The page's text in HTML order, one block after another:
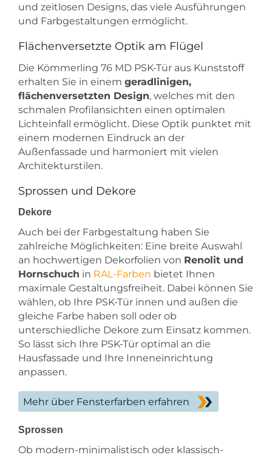
und zeitlosen Designs, das viele Ausführungen
und Farbgestaltungen ermöglicht.
Flächenversetzte Optik am Flügel
Die Kömmerling 76 MD PSK-Tür aus Kunststoff
erhalten Sie in einem geradlinigen,
flächenversetzten Design, welches mit den
schmalen Profilansichten einen optimalen
Lichteinfall ermöglicht. Diese Optik punktet mit
einem modernen Eindruck an der
Außenfassade und harmoniert mit vielen
Architekturstilen.
Sprossen und Dekore
Dekore
Auch bei der Farbgestaltung haben Sie
zahlreiche Möglichkeiten: Eine breite Auswahl
an hochwertigen Dekorfolien von Renolit und
Hornschuch in RAL-Farben bietet Ihnen
maximale Gestaltungsfreiheit. Dabei können Sie
wählen, ob Ihre PSK-Tür innen und außen die
gleiche Farbe haben soll oder ob
unterschiedliche Dekore zum Einsatz kommen.
So lässt sich Ihre PSK-Tür optimal an die
Hausfassade und Ihre Inneneinrichtung
anpassen.
Mehr über Fensterfarben erfahren
Sprossen
Ob modern-minimalistisch oder klassisch-